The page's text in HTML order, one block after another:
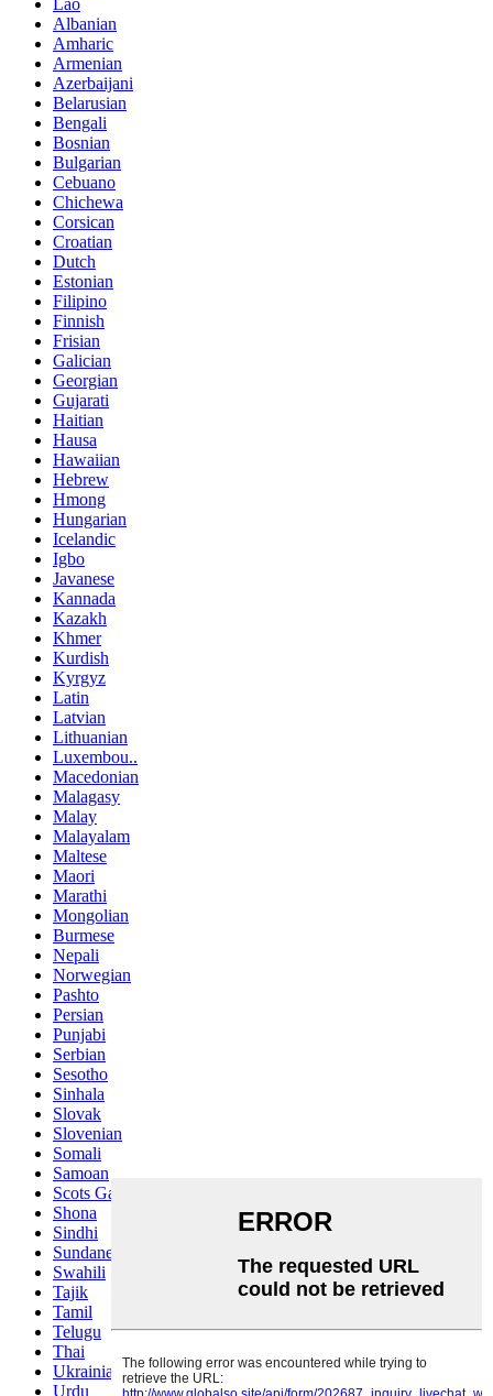
Albanian
Amharic
Armenian
Azerbaijani
Belarusian
Bengali
Bosnian
Bulgarian
Cebuano
Chichewa
Corsican
Croatian
Dutch
Estonian
Filipino
Finnish
Frisian
Galician
Georgian
Gujarati
Haitian
Hausa
Hawaiian
Hebrew
Hmong
Hungarian
Icelandic
Igbo
Javanese
Kannada
Kazakh
Khmer
Kurdish
Kyrgyz
Latin
Latvian
Lithuanian
Luxembou..
Macedonian
Malagasy
Malay
Malayalam
Maltese
Maori
Marathi
Mongolian
Burmese
Nepali
Norwegian
Pashto
Persian
Punjabi
Serbian
Sesotho
Sinhala
Slovak
Slovenian
Somali
Samoan
Scots Gaelic
Shona
Sindhi
Sundanese
Swahili
Tajik
Tamil
Telugu
Thai
Ukrainian
Urdu